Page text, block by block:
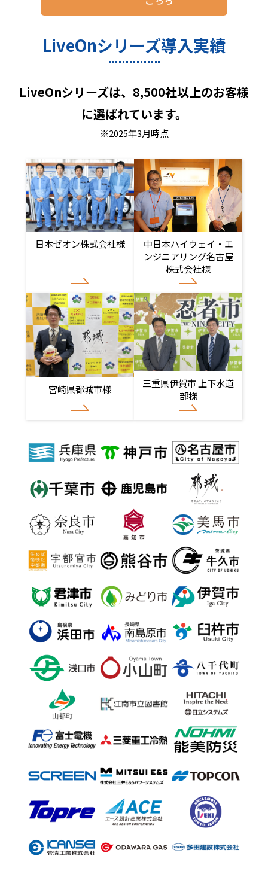
LiveOnシリーズ導入実績
LiveOnシリーズは、8,500社以上のお客様
に選ばれています。
※2025年3月時点
日本ゼオン株式会社様
中日本ハイウェイ・エ
ンジニアリング名古屋
株式会社様
宮崎県都城市様
三重県伊賀市 上下水道
部様